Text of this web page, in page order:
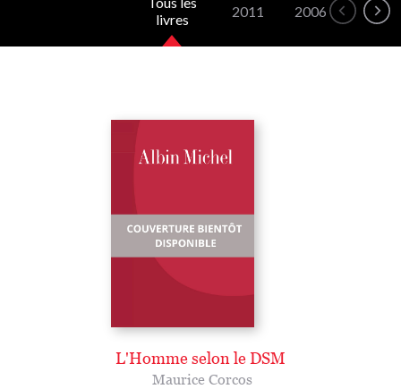
livres
2011 2006
L'Homme selon le DSM
Maurice Corcos